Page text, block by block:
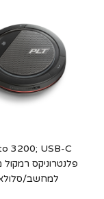
3200; USB-C
פלנטרוניקס רמקול
למחשב/